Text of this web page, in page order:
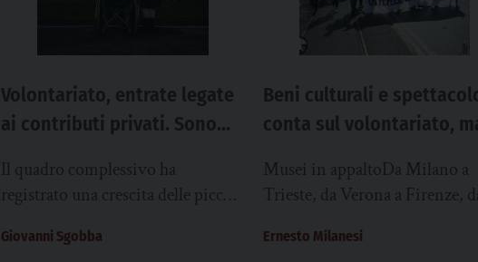
Volontariato, entrate legate
ai contributi privati. Sono
quattro
Il quadro complessivo ha
registrato una crescita delle piccole
che non ha che confermato la...
Giovanni Sgobba
Beni culturali e
conta sul volontariato,
“modello della logistica”
Musei in appaltoDa Milano a
Trieste, da Verona a Firenze,
guardiania, accoglienza, perfino
Ernesto Milanesi